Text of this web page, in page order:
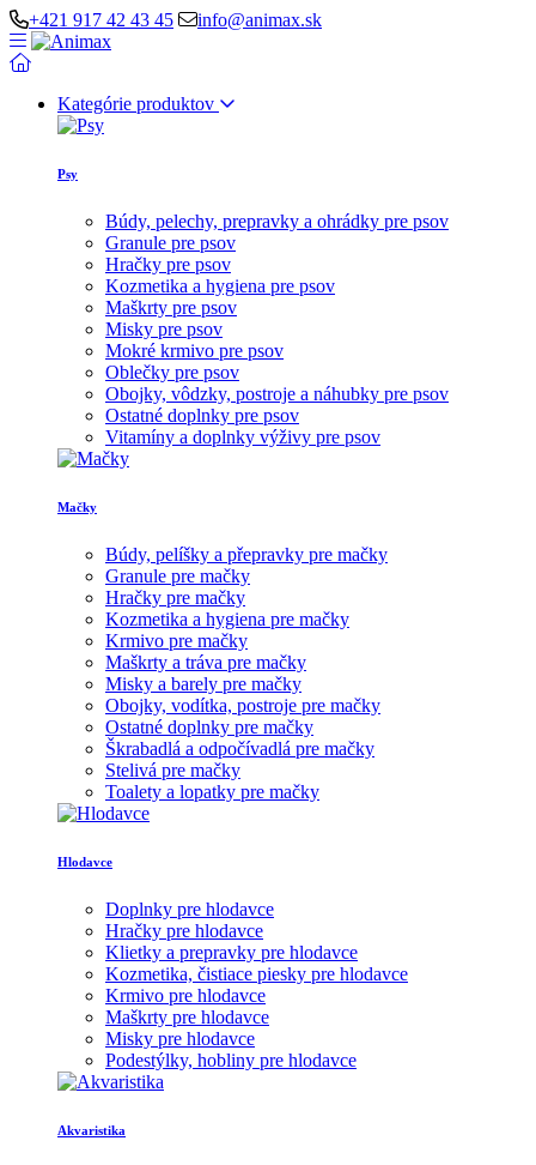
+421 917 42 43 45 info@animax.sk
Kategórie produktov
Psy
Búdy, pelechy, prepravky a ohrádky pre psov
Granule pre psov
Hračky pre psov
Kozmetika a hygiena pre psov
Maškrty pre psov
Misky pre psov
Mokré krmivo pre psov
Oblečky pre psov
Obojky, vôdzky, postroje a náhubky pre psov
Ostatné doplnky pre psov
Vitamíny a doplnky výživy pre psov
Mačky
Búdy, pelíšky a přepravky pre mačky
Granule pre mačky
Hračky pre mačky
Kozmetika a hygiena pre mačky
Krmivo pre mačky
Maškrty a tráva pre mačky
Misky a barely pre mačky
Obojky, vodítka, postroje pre mačky
Ostatné doplnky pre mačky
Škrabadlá a odpočívadlá pre mačky
Stelivá pre mačky
Toalety a lopatky pre mačky
Hlodavce
Doplnky pre hlodavce
Hračky pre hlodavce
Klietky a prepravky pre hlodavce
Kozmetika, čistiace piesky pre hlodavce
Krmivo pre hlodavce
Maškrty pre hlodavce
Misky pre hlodavce
Podestýlky, hobliny pre hlodavce
Akvaristika